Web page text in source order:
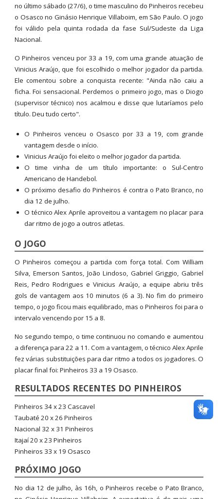
no último sábado (27/6), o time masculino do Pinheiros recebeu
o Osasco no Ginásio Henrique Villaboim, em São Paulo. O jogo
foi válido pela quinta rodada da fase Sul/Sudeste da Liga
Nacional.
O Pinheiros venceu por 33 a 19, com uma grande atuação de
Vinicius Araújo, que foi escolhido o melhor jogador da partida.
Ele comentou sobre a conquista recente: "Ainda não caiu a
ficha. Foi sensacional. Perdemos o primeiro jogo, mas o Diogo
(supervisor técnico) nos acalmou e disse que lutaríamos pelo
título. Deu tudo certo".
O Pinheiros venceu o Osasco por 33 a 19, com grande
vantagem desde o início.
Vinicius Araújo foi eleito o melhor jogador da partida.
O time vinha de um título importante: o Sul-Centro
Americano de Handebol.
O próximo desafio do Pinheiros é contra o Pato Branco, no
dia 12 de julho.
O técnico Alex Aprile aproveitou a vantagem no placar para
dar ritmo de jogo a outros atletas.
O JOGO
O Pinheiros começou a partida com força total. Com William
Silva, Emerson Santos, João Lindoso, Gabriel Griggio, Gabriel
Reis, Pedro Rodrigues e Vinicius Araújo, a equipe abriu três
gols de vantagem aos 10 minutos (6 a 3). No fim do primeiro
tempo, o jogo ficou mais equilibrado, mas o Pinheiros foi para o
intervalo vencendo por 15 a 8.
No segundo tempo, o time continuou no comando e aumentou
a diferença para 22 a 11. Com a vantagem, o técnico Alex Aprile
fez várias substituições para dar ritmo a todos os jogadores. O
placar final foi: Pinheiros 33 a 19 Osasco.
RESULTADOS RECENTES DO PINHEIROS
Pinheiros 34 x 23 Cascavel
Taubaté 20 x 26 Pinheiros
Nacional 32 x 31 Pinheiros
Itajaí 20 x 23 Pinheiros
Pinheiros 33 x 19 Osasco
PRÓXIMO JOGO
No dia 12 de julho, às 16h, o Pinheiros recebe o Pato Branco,